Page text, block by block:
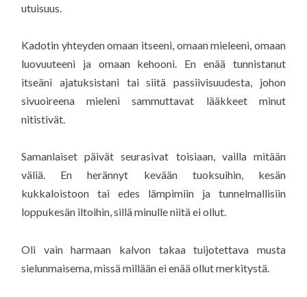
utuisuus.
Kadotin yhteyden omaan itseeni, omaan mieleeni, omaan
luovuuteeni ja omaan kehooni. En enää tunnistanut
itseäni ajatuksistani tai siitä passiivisuudesta, johon
sivuoireena mieleni sammuttavat lääkkeet minut
nitistivät.
Samanlaiset päivät seurasivat toisiaan, vailla mitään
väliä. En herännyt kevään tuoksuihin, kesän
kukkaloistoon tai edes lämpimiin ja tunnelmallisiin
loppukesän iltoihin, sillä minulle niitä ei ollut.
Oli vain harmaan kalvon takaa tuijotettava musta
sielunmaisema, missä millään ei enää ollut merkitystä.